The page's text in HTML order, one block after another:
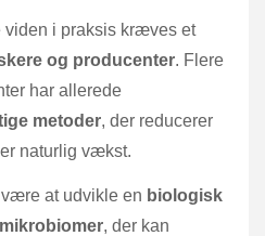
viden i praksis kræves et
og producenter. Flere
har allerede
metoder, der reducerer
naturlig vækst.
at udvikle en biologisk
, der kan